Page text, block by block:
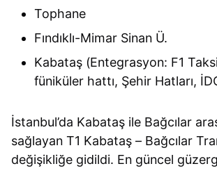
Tophane
Fındıklı-Mimar Sinan Ü.
Kabataş (Entegrasyon: F1
füniküler hattı, Şehir Hatları,
İstanbul’da Kabataş ile Bağcılar
sağlayan T1 Kabataş – Bağcılar
değişikliğe gidildi. En güncel